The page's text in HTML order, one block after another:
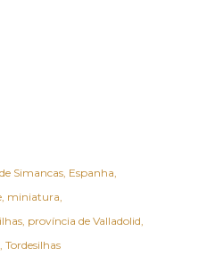
Simancas Espanha
miniatura
província de Valladolid
Tordesilhas